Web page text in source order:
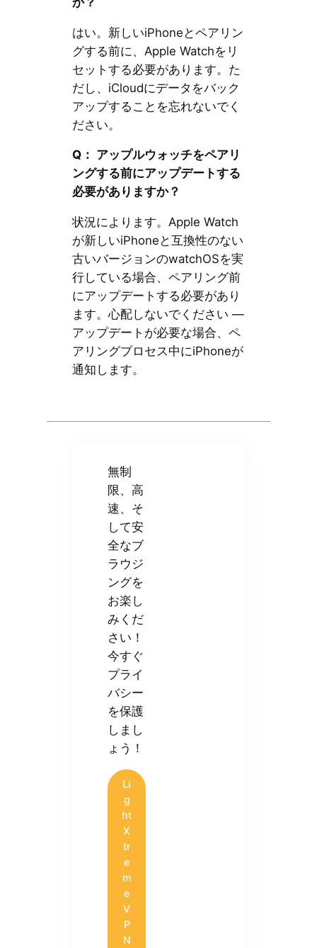
はい。新しいiPhoneとペアリン
グする前に、Apple Watchをリ
セットする必要があります。た
だし、iCloudにデータをバック
アップすることを忘れないでく
ださい。
Q： アップルウォッチをペアリ
ングする前にアップデートする
必要がありますか？
状況によります。Apple Watch
が新しいiPhoneと互換性のない
古いバージョンのwatchOSを実
行している場合、ペアリング前
にアップデートする必要があり
ます。心配しないでください —
アップデートが必要な場合、ペ
アリングプロセス中にiPhoneが
通知します。
無制
限、高
速、そ
して安
全なブ
ラウジ
ングを
お楽し
みくだ
さい！
今すぐ
プライ
バシー
を保護
しまし
ょう！
Li
g
ht
X
tr
e
m
e
V
P
N